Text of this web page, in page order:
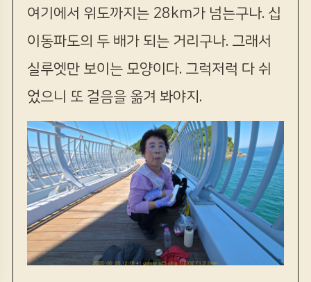
여기에서 위도까지는 28km가 넘는구나. 십
이동파도의 두 배가 되는 거리구나. 그래서
실루엣만 보이는 모양이다. 그럭저럭 다 쉬
었으니 또 걸음을 옮겨 봐야지.